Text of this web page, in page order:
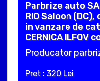
Parbrize auto
RIO Saloon
in vanzare de
CERNICA ILFOV
Producator
Pret : 320 Lei